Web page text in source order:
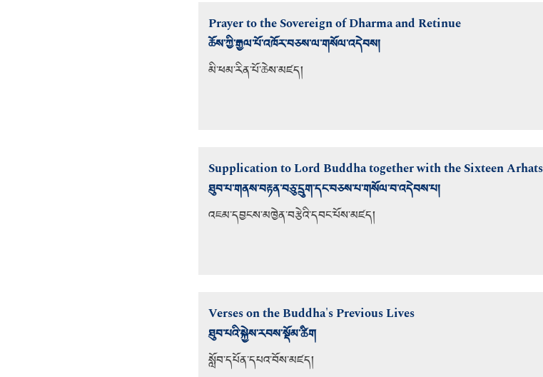
Prayer to the Sovereign of Dharma and Retinue
ཆོས་ཀྱི་རྒྱལ་པོ་འཁོར་བཅས་ལ་གསོལ་འདེབས།
མི་ཕམ་རིན་པོ་ཆེས་མཛད།
Supplication to Lord Buddha together with the Sixteen Arhats
ཐུབ་པ་གནས་བརྟན་བཅུ་དྲུག་དང་བཅས་པ་གསོལ་བ་འདེབས་པ།
འཇམ་དབྱངས་མཁྱེན་བརྩེའི་དབང་པོས་མཛད།
Verses on the Buddha's Previous Lives
ཐུབ་པའི་སྐྱེས་རབས་སྡོམ་ཚིག
སློབ་དཔོན་དཔའ་བོས་མཛད།